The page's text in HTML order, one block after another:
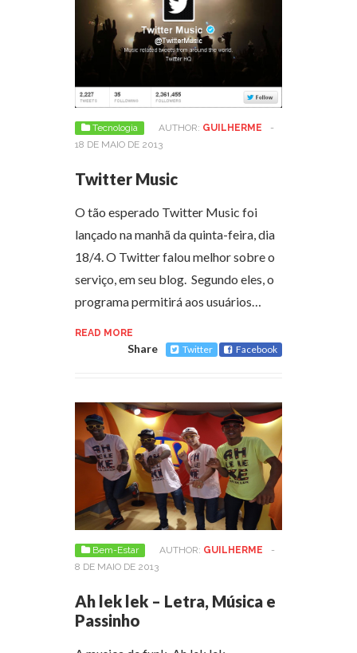
Tecnologia AUTHOR: GUILHERME
-
18 DE MAIO DE 2013
Twitter Music
O tão esperado Twitter Music foi
lançado na manhã da quinta-feira, dia
18/4. O Twitter falou melhor sobre o
serviço, em seu blog. Segundo eles, o
programa permitirá aos usuários…
READ MORE
Share Twitter Facebook
Bem-Estar AUTHOR: GUILHERME
-
8 DE MAIO DE 2013
Ah lek lek – Letra, Música e
Passinho